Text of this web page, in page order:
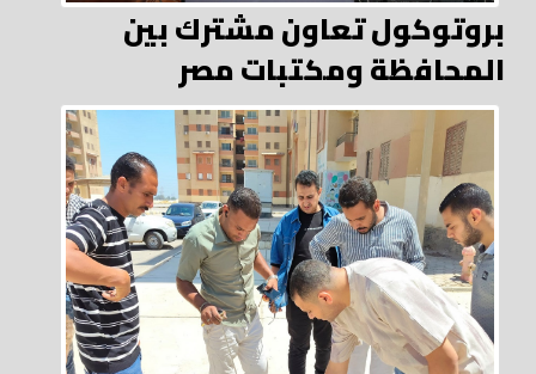
بروتوكول تعاون مشترك بين
المحافظة ومكتبات مصر